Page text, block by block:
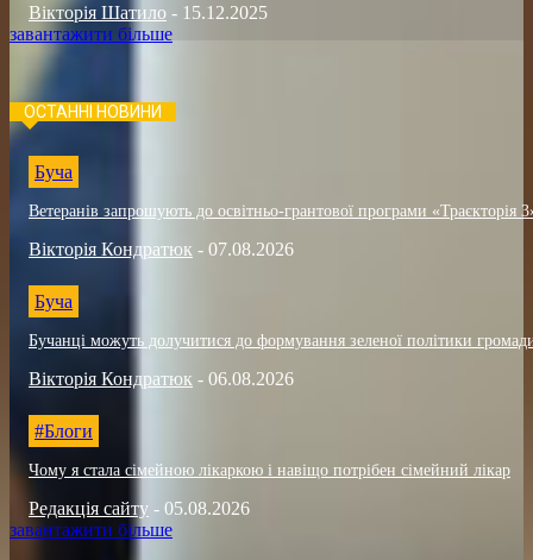
Вікторія Шатило - 15.12.2025
завантажити більше
ОСТАННІ НОВИНИ
Буча
Ветеранів запрошують до освітньо-грантової програми «Траєкторія
Вікторія Кондратюк - 07.08.2026
Буча
Бучанці можуть долучитися до формування зеленої політики
Вікторія Кондратюк - 06.08.2026
#Блоги
Чому я стала сімейною лікаркою і навіщо потрібен сімейний лікар
Редакція сайту - 05.08.2026
завантажити більше